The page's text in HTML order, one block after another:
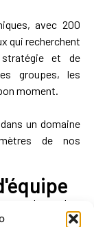
avec 200
qui recherchent
stratégie et de
groupes, les
moment.
un domaine
de nos
: embuscades,
un terrain plein